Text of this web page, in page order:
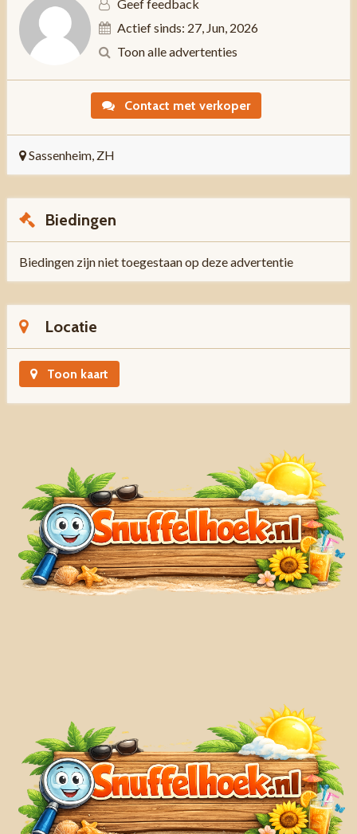
Geef feedback
Actief sinds: 27, Jun, 2026
Toon alle advertenties
Contact met verkoper
Sassenheim, ZH
Biedingen
Biedingen zijn niet toegestaan op deze advertentie
Locatie
Toon kaart